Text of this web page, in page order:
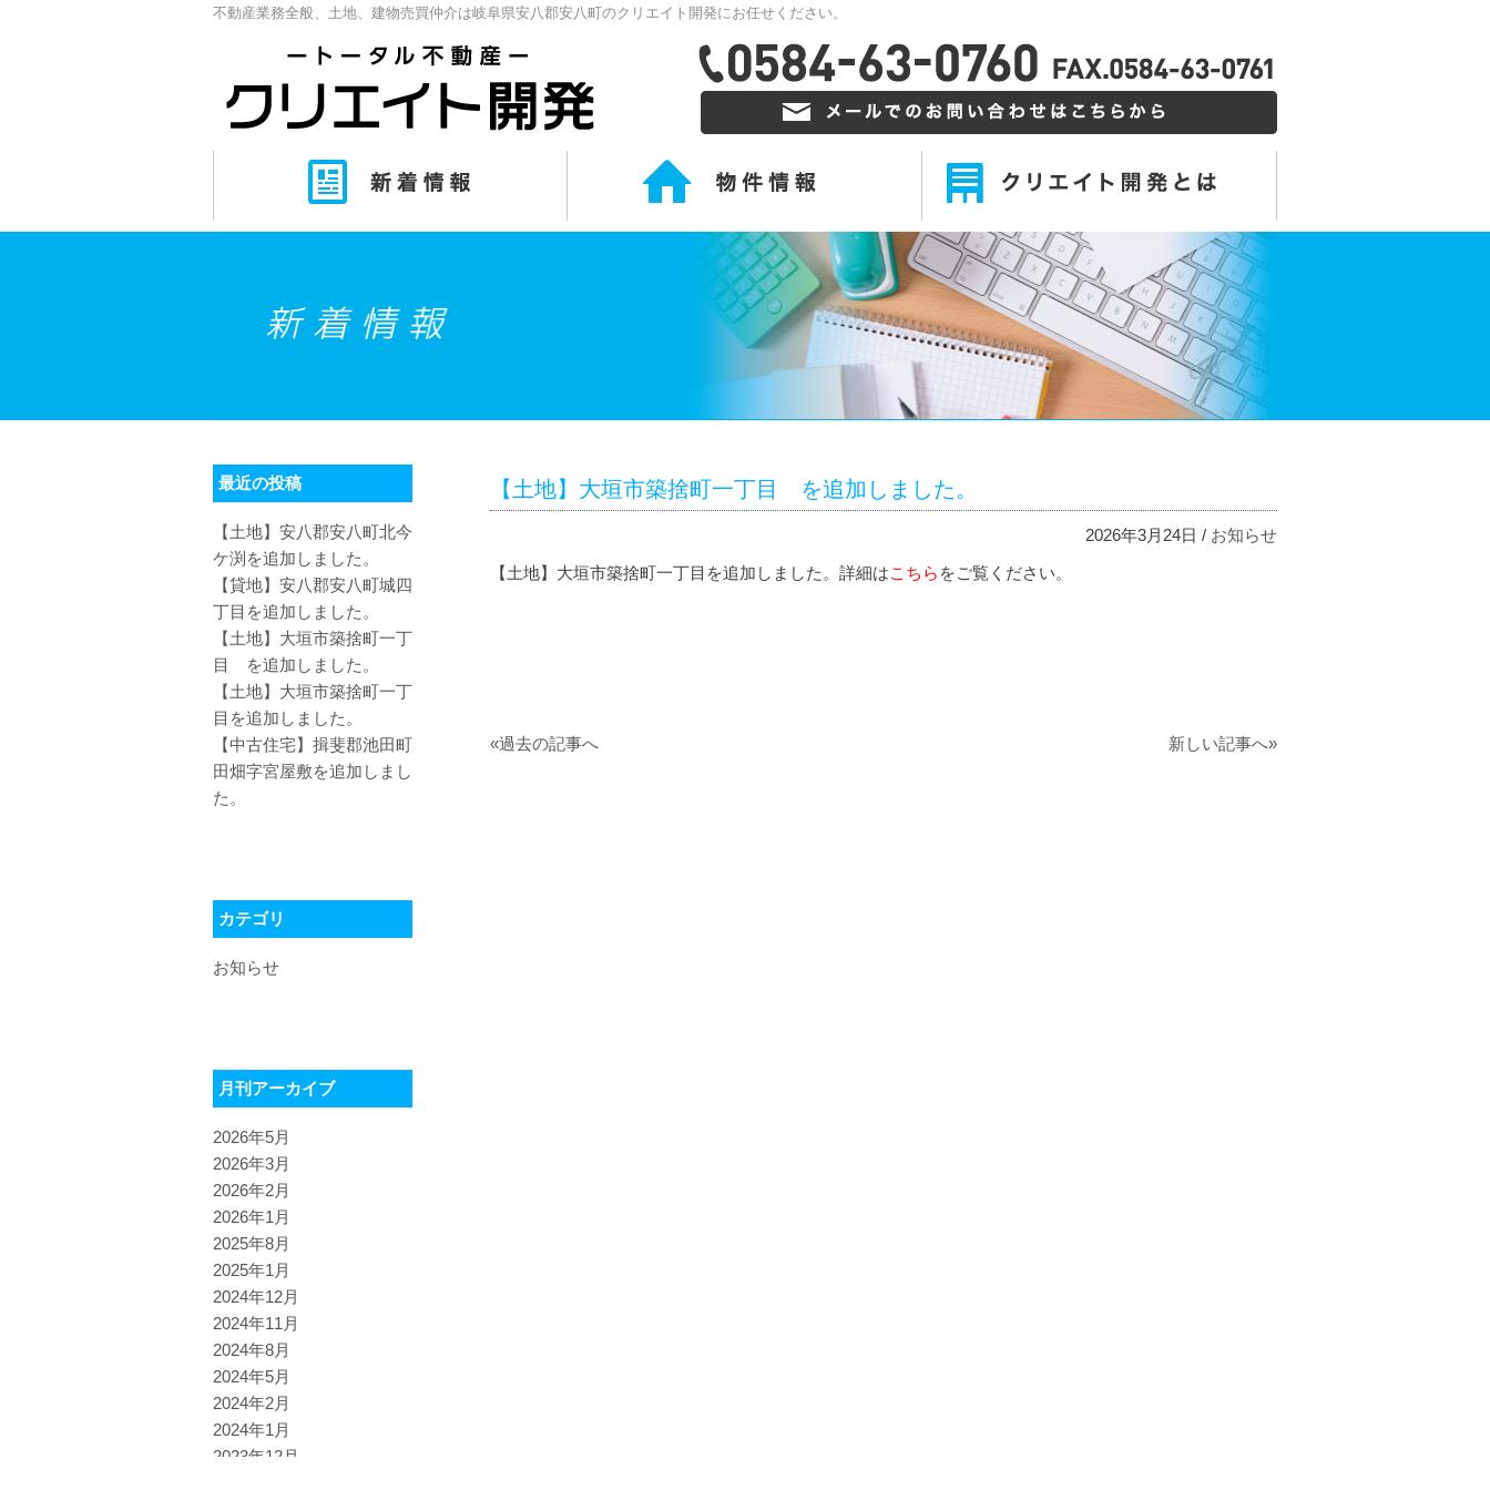
不動産業務全般、土地、建物売買仲介は岐阜県安八郡安八町のクリエイト開発にお任せください。
【土地】大垣市築捨町一丁目 を追加しました。
2026年3月24日 / お知らせ
【土地】大垣市築捨町一丁目を追加しました。詳細はこちら をご覧ください。
«過去の記事へ 新しい記事へ»
最近の投稿
【土地】安八郡安八町北今
ケ渕を追加しました。
【貸地】安八郡安八町城四
丁目を追加しました。
【土地】大垣市築捨町一丁
目 を追加しました。
【土地】大垣市築捨町一丁
目を追加しました。
【中古住宅】揖斐郡池田町
田畑字宮屋敷を追加しまし
た。
カテゴリ
お知らせ
月刊アーカイブ
2026年5月
2026年3月
2026年2月
2026年1月
2025年8月
2025年1月
2024年12月
2024年11月
2024年8月
2024年5月
2024年2月
2024年1月
2023年12月